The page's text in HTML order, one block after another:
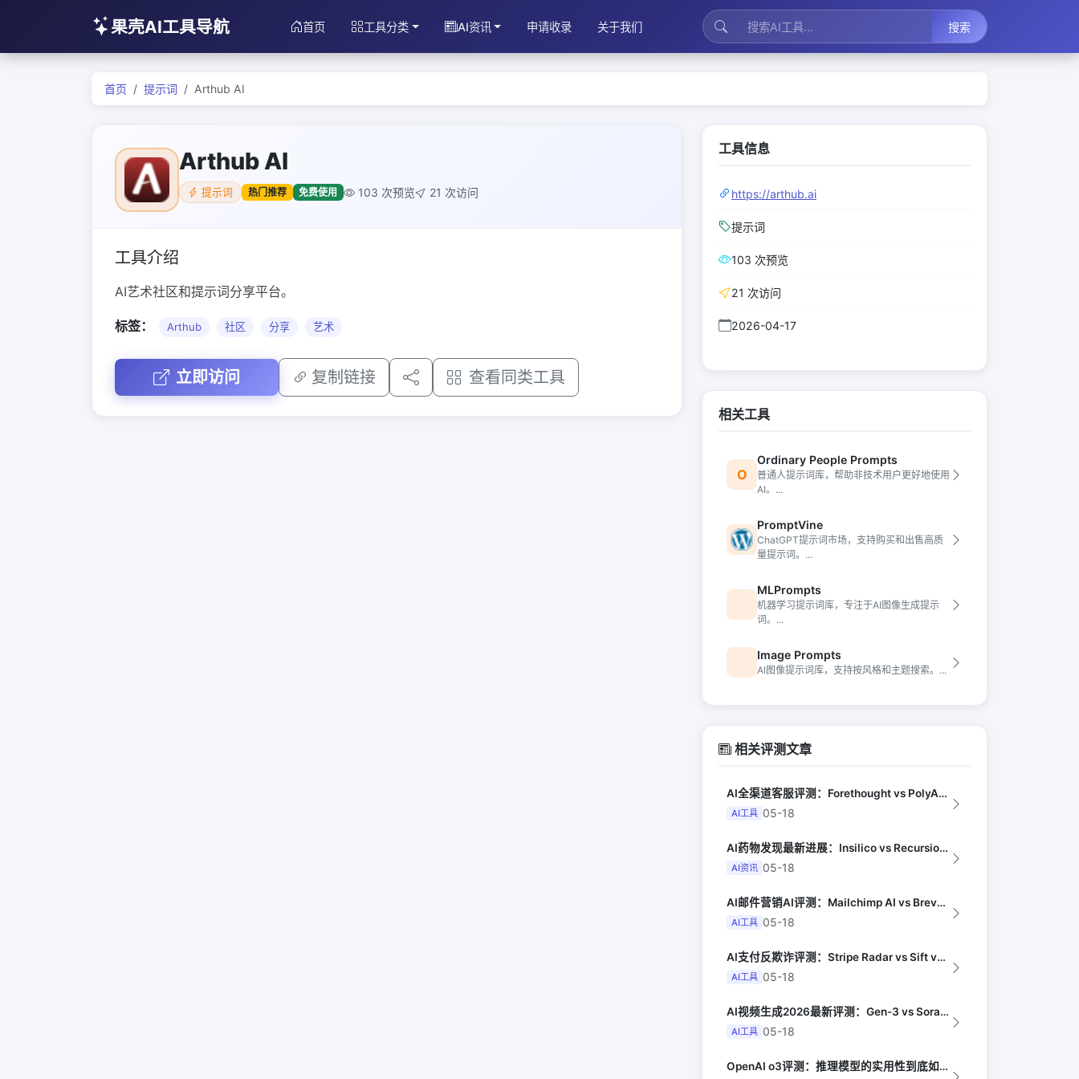
果壳AI工具导航 首页 工具分类 AI资讯 申请收录 关于我们 搜索
首页 提示词 Arthub AI
Arthub AI
提示词 热门推荐 免费使用 103 次预览 21 次访问
工具介绍
AI艺术社区和提示词分享平台。
标签： Arthub 社区 分享 艺术
立即访问 复制链接 查看同类工具
工具信息
https://arthub.ai
提示词
103 次预览
21 次访问
2026-04-17
相关工具
O
Ordinary People Prompts
普通人提示词库，帮助非技术用户更好地使用
AI。...
PromptVine
ChatGPT提示词市场，支持购买和出售高质
量提示词。...
MLPrompts
机器学习提示词库，专注于AI图像生成提示
词。...
Image Prompts
AI图像提示词库，支持按风格和主题搜索。...
相关评测文章
AI全渠道客服评测：Forethought vs PolyAI vs Ada（G...
AI工具 05-18
AI药物发现最新进展：Insilico vs Recursion vs Isom...
AI资讯 05-18
AI邮件营销AI评测：Mailchimp AI vs Brevo AI vs K...
AI工具 05-18
AI支付反欺诈评测：Stripe Radar vs Sift vs Signif...
AI工具 05-18
AI视频生成2026最新评测：Gen-3 vs Sora vs Kling vs...
AI工具 05-18
OpenAI o3评测：推理模型的实用性到底如何（Anil Dash）